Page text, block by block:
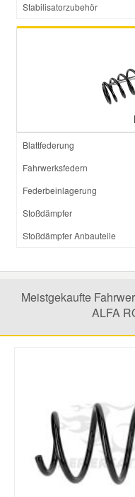
Stabilisatorzubehör
Blattfederung
Fahrwerksfedern
Federbeinlagerung
Stoßdämpfer
Stoßdämpfer Anbauteile
Meistgekaufte
ALFA
Volvo Ersatzteile